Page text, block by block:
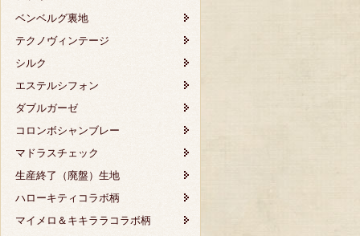
ベンベルグ裏地
テクノヴィンテージ
シルク
エステルシフォン
ダブルガーゼ
コロンボシャンブレー
マドラスチェック
生産終了（廃盤）生地
ハローキティコラボ柄
マイメロ＆キキララコラボ柄